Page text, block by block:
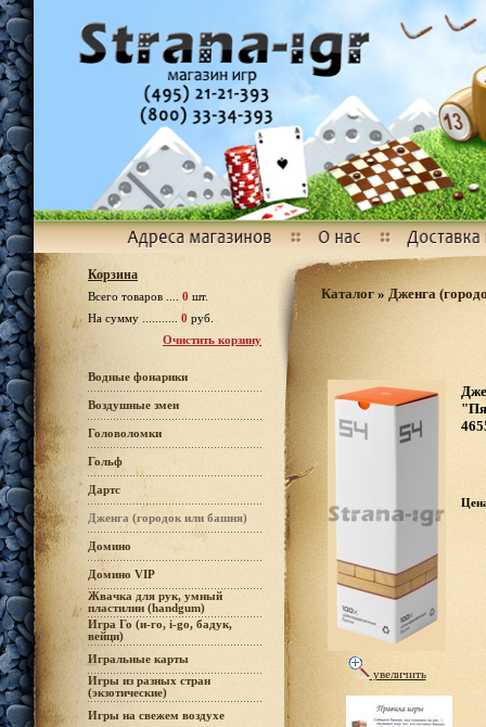
Корзина
Всего товаров .... 0 шт.
На сумму ........... 0 руб.
Очистить корзину
Водные фонарики
Воздушные змеи
Головоломки
Гольф
Дартс
Дженга (городок или башня)
Домино
Домино VIP
Жвачка для рук, умный
пластилин (handgum)
Игра Го (и-го, i-go, бадук,
вейци)
Игральные карты
Игры из разных стран
(экзотические)
Игры на свежем воздухе
Каталог»Дженга
увеличить